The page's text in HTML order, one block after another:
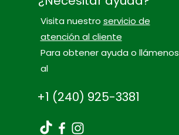
Visita nuestro servicio de
atención al cliente
Para obtener ayuda o llámenos
al
+1 (240) 925-3381